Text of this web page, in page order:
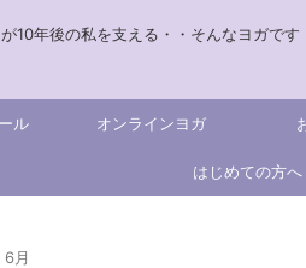
10年後の私を支える・・そんなヨガです
ル オンラインヨガ
はじめての方へ
6月